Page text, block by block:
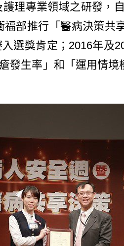
專業領域之研發，
部推行「醫病決策共
選獎肯定；2016年及
生率」和「運用情境